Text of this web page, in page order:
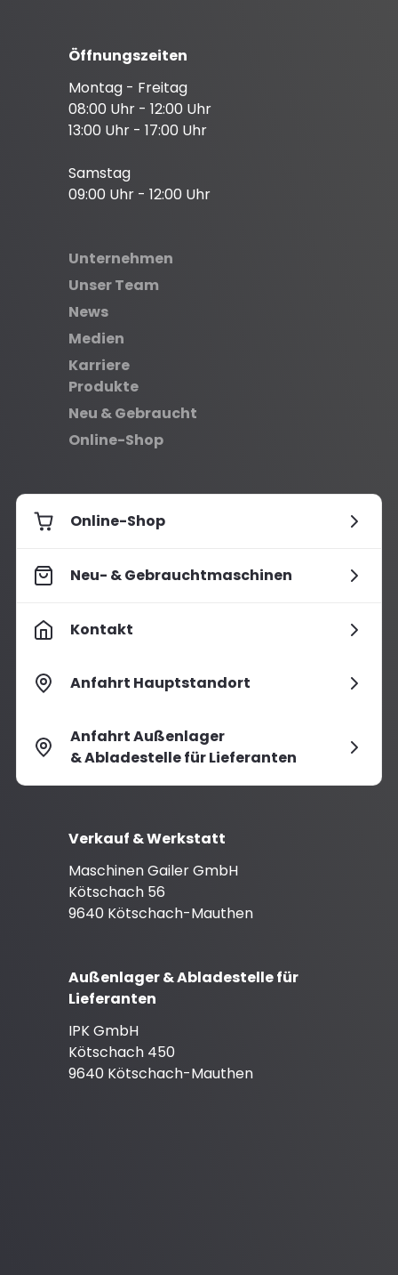
Öffnungszeiten
Montag - Freitag
08:00 Uhr - 12:00 Uhr
13:00 Uhr - 17:00 Uhr
Samstag
09:00 Uhr - 12:00 Uhr
Unternehmen
Unser Team
News
Medien
Karriere
Produkte
Neu & Gebraucht
Online-Shop
Online-Shop
Neu- & Gebrauchtmaschinen
Kontakt
Anfahrt Hauptstandort
Anfahrt Außenlager
& Abladestelle für Lieferanten
Verkauf & Werkstatt
Maschinen Gailer GmbH
Kötschach 56
9640 Kötschach-Mauthen
Außenlager & Abladestelle für
Lieferanten
IPK GmbH
Kötschach 450
9640 Kötschach-Mauthen